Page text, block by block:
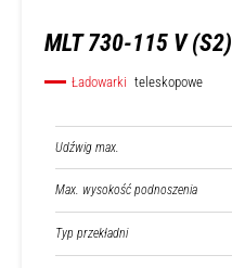
MLT 730-115 V (S2)
Ładowarki teleskopowe
Udźwig max.
Max. wysokość podnoszenia
Typ przekładni